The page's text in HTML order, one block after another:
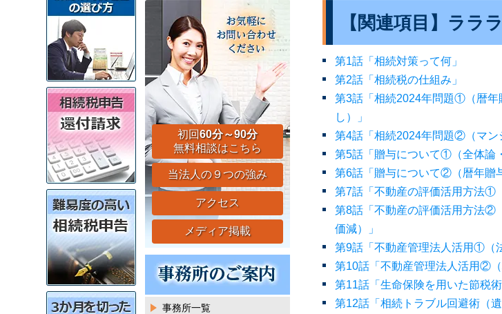
【関連項目】ララ
第1話「相続対策って何」
第2話「相続税の仕組み」
第3話「相続2024年問題①（暦年
し）」
第4話「相続2024年問題②（マン
第5話「贈与について①（全体論
第6話「贈与について②（暦年贈
第7話「不動産の評価活用方法①
第8話「不動産の評価活用方法②
価減）」
第9話「不動産管理法人活用①（
第10話「不動産管理法人活用②（
第11話「生命保険を用いた節税術
第12話「相続トラブル回避術（
初回60分～90分
無料相談はこちら
当法人の９つの強み
アクセス
メディア掲載
事務所一覧